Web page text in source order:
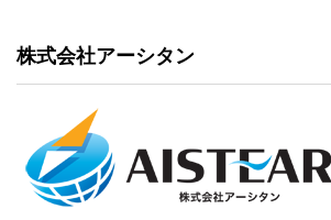
株式会社アーシタン